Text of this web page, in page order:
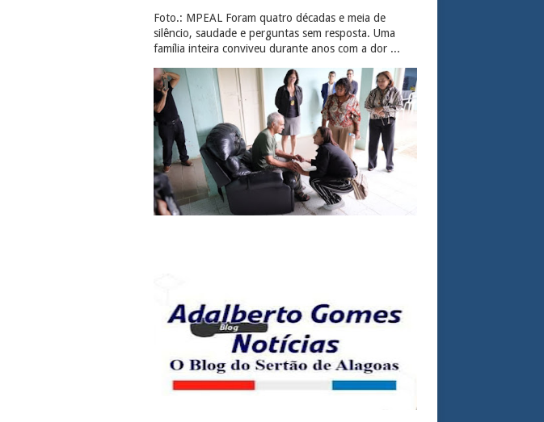
Foto.: MPEAL Foram quatro décadas e meia de
silêncio, saudade e perguntas sem resposta. Uma
família inteira conviveu durante anos com a dor ...